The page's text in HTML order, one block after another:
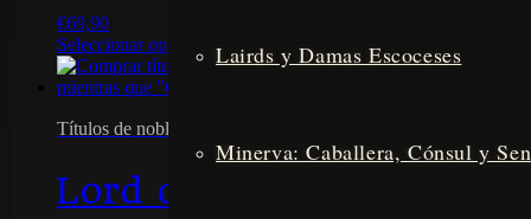
Lairds y Damas Escoceses
Minerva: Caballera, Cónsul y
€69,90
Seleccionar opciones
Este producto tiene múltiples variantes.
Títulos de nobleza irlandeses
Lord of Roscommon